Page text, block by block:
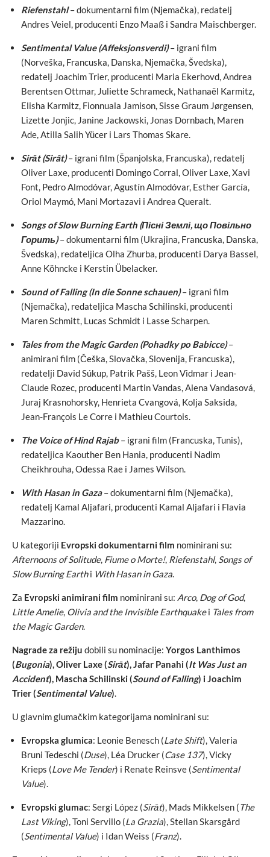
Riefenstahl – dokumentarni film (Njemačka), redatelj
Andres Veiel, producenti Enzo Maaß i Sandra Maischberger.
Sentimental Value (Affeksjonsverdi) – igrani film
(Norveška, Francuska, Danska, Njemačka, Švedska),
redatelj Joachim Trier, producenti Maria Ekerhovd, Andrea
Berentsen Ottmar, Juliette Schrameck, Nathanaël Karmitz,
Elisha Karmitz, Fionnuala Jamison, Sisse Graum Jørgensen,
Lizette Jonjic, Janine Jackowski, Jonas Dornbach, Maren
Ade, Atilla Salih Yücer i Lars Thomas Skare.
Sirāt (Sirât) – igrani film (Španjolska, Francuska), redatelj
Oliver Laxe, producenti Domingo Corral, Oliver Laxe, Xavi
Font, Pedro Almodóvar, Agustín Almodóvar, Esther García,
Oriol Maymó, Mani Mortazavi i Andrea Queralt.
Songs of Slow Burning Earth (Пісні Землі, що Повільно
Горить)– dokumentarni film (Ukrajina, Francuska, Danska,
Švedska), redateljica Olha Zhurba, producenti Darya Bassel,
Anne Köhncke i Kerstin Übelacker.
Sound of Falling (In die Sonne schauen)– igrani film
(Njemačka), redateljica Mascha Schilinski, producenti
Maren Schmitt, Lucas Schmidt i Lasse Scharpen.
Tales from the Magic Garden (Pohadky po Babicce)–
animirani film (Češka, Slovačka, Slovenija, Francuska),
redatelji David Súkup, Patrik Pašš, Leon Vidmar i Jean-
Claude Rozec, producenti Martin Vandas, Alena Vandasová,
Juraj Krasnohorsky, Henrieta Cvangová, Kolja Saksida,
Jean-François Le Corre i Mathieu Courtois.
The Voice of Hind Rajab– igrani film (Francuska, Tunis),
redateljica Kaouther Ben Hania, producenti Nadim
Cheikhrouha, Odessa Rae i James Wilson.
With Hasan in Gaza– dokumentarni film (Njemačka),
redatelj Kamal Aljafari, producenti Kamal Aljafari i Flavia
Mazzarino.
U kategoriji Evropski dokumentarni film nominirani su:
Afternoons of Solitude, Fiume o Morte!, Riefenstahl, Songs of
Slow Burning Earthi With Hasan in Gaza.
Za Evropski animirani film nominirani su: Arco, Dog of God,
Little Amelie, Olivia and the Invisible Earthquakei Tales from
the Magic Garden.
Nagrade za režiju dobili su nominacije: Yorgos Lanthimos
(Bugonia), Oliver Laxe (Sirāt), Jafar Panahi (It Was Just an
Accident), Mascha Schilinski (Sound of Falling) i Joachim
Trier (Sentimental Value).
U glavnim glumačkim kategorijama nominirani su:
Evropska glumica: Leonie Benesch (Late Shift), Valeria
Bruni Tedeschi (Duse), Léa Drucker (Case 137), Vicky
Krieps (Love Me Tender) i Renate Reinsve (Sentimental
Value).
Evropski glumac: Sergi López (Sirāt), Mads Mikkelsen (The
Last Viking), Toni Servillo (La Grazia), Stellan Skarsgård
(Sentimental Value) i Idan Weiss (Franz).